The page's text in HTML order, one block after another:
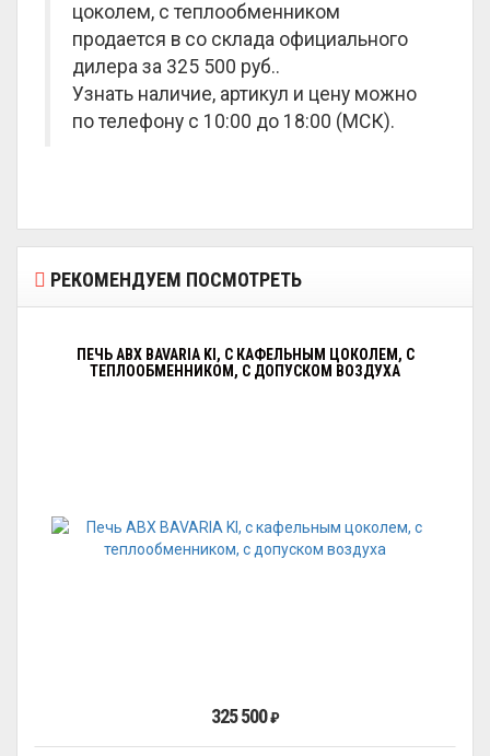
цоколем, с теплообменником
продается в со склада официального
дилера за 325 500 руб..
Узнать наличие, артикул и цену можно
по телефону с 10:00 до 18:00 (МСК).
РЕКОМЕНДУЕМ ПОСМОТРЕТЬ
ПЕЧЬ ABX BAVARIA KI, С КАФЕЛЬНЫМ ЦОКОЛЕМ, С
ТЕПЛООБМЕННИКОМ, С ДОПУСКОМ ВОЗДУХА
325 500₽